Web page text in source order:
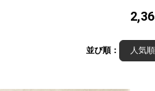
並び順： 人気順